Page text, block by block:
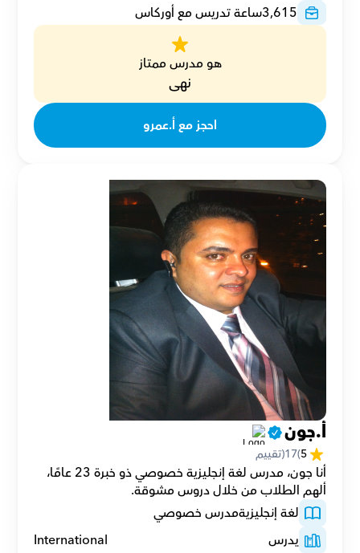
3,615ساعة تدريس مع أوركاس
هو مدرس ممتاز
نهى
احجز مع أ.عمرو
أ.جون
5
(
17(تقييم
ألهم الطلاب من خلال دروس مشوقة.
لغة إنجليزيةمدرس خصوصي
يدرس
International